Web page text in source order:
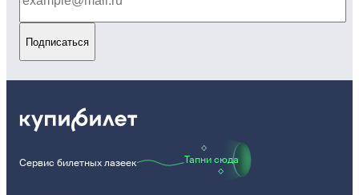
Подписаться
Сервис билетных лазеек Тапни сюда